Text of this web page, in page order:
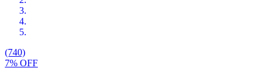
(740)
7% OFF